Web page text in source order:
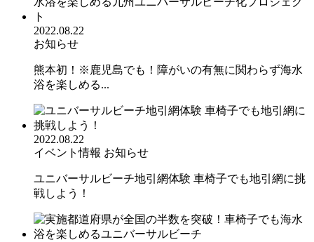
2022.08.22
お知らせ
熊本初！※鹿児島でも！障がいの有無に関わらず海水
浴を楽しめる...
2022.08.22
イベント情報 お知らせ
ユニバーサルビーチ地引網体験 車椅子でも地引網に挑
戦しよう！